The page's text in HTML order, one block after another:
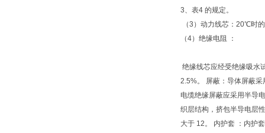
3、表4 的规定。
（3）动力线芯：20℃时
（4）绝缘电阻 ：
绝缘线芯应经受绝缘吸水
2.5%。 屏蔽：导体屏蔽
电缆绝缘屏蔽应采用半导
织层结构，挤包半导电层
大于 12。 内护套 ：内护